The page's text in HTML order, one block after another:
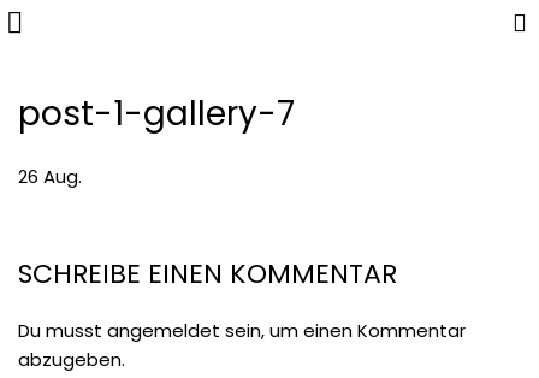
post-1-gallery-7
26 Aug.
SCHREIBE EINEN KOMMENTAR
Du musst angemeldet sein, um einen Kommentar
abzugeben.